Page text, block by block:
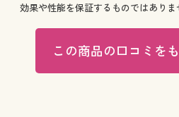
効果や性能を保証するものではありま
この商品の口コミを